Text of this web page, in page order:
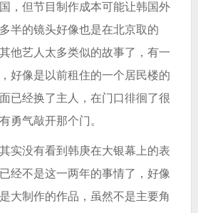
，但节目制作成本可能让韩国外
半的镜头好像也是在北京取的
他艺人太多类似的故事了，有一
好像是以前租住的一个居民楼的
已经换了主人，在门口徘徊了很
勇气敲开那个门。
实没有看到韩庚在大银幕上的表
经不是这一两年的事情了，好像
大制作的作品，虽然不是主要角